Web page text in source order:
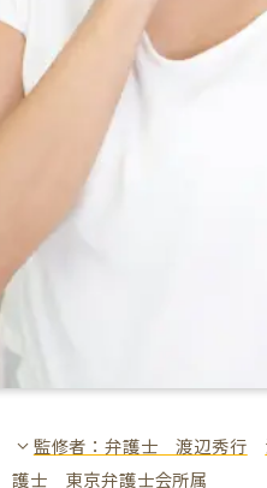
監修者：弁護士 渡辺秀行
護士 東京弁護士会所属